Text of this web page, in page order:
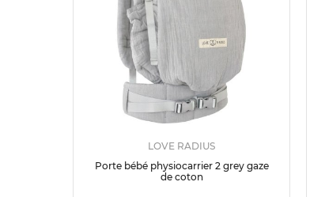
LOVE RADIUS
Porte bébé physiocarrier 2 grey gaze
de coton